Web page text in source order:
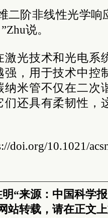
二阶非线性光学
说。
激光技术和光电系
强，用于技术中控
纳米管不仅在二次
们还具有柔韧性，
doi.org/10.1021/
“来源：中国科学
站转载，请在正文